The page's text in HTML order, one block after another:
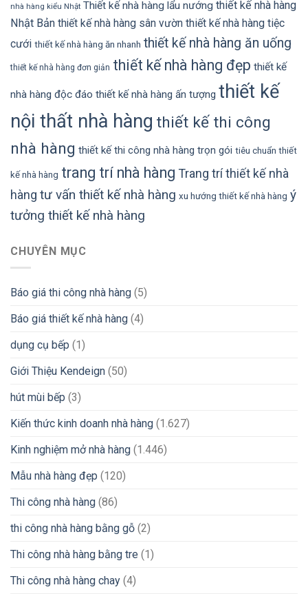
nhà hàng kiểu Nhật Thiết kế nhà hàng lẩu nướng thiết kế nhà hàng
Nhật Bản thiết kế nhà hàng sân vườn thiết kế nhà hàng tiệc
cưới thiết kế nhà hàng ăn nhanh thiết kế nhà hàng ăn uống
thiết kế nhà hàng đơn giản thiết kế nhà hàng đẹp thiết kế
nhà hàng độc đáo thiết kế nhà hàng ấn tượng thiết kế
nội thất nhà hàng thiết kế thi công
nhà hàng thiết kế thi công nhà hàng trọn gói tiêu chuẩn thiết
kế nhà hàng trang trí nhà hàng Trang trí thiết kế nhà
hàng tư vấn thiết kế nhà hàng xu hướng thiết kế nhà hàng ý
tưởng thiết kế nhà hàng
CHUYÊN MỤC
Báo giá thi công nhà hàng (5)
Báo giá thiết kế nhà hàng (4)
dụng cụ bếp (1)
Giới Thiệu Kendeign (50)
hút mùi bếp (3)
Kiến thức kinh doanh nhà hàng (1.627)
Kinh nghiệm mở nhà hàng (1.446)
Mẫu nhà hàng đẹp (120)
Thi công nhà hàng (86)
thi công nhà hàng bằng gỗ (2)
Thi công nhà hàng bằng tre (1)
Thi công nhà hàng chay (4)